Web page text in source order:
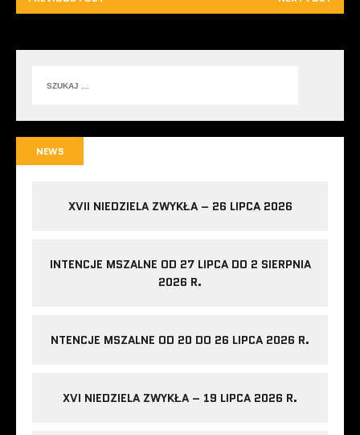
NEWS
XVII NIEDZIELA ZWYKŁA – 26 LIPCA 2026
INTENCJE MSZALNE OD 27 LIPCA DO 2 SIERPNIA
2026 R.
NTENCJE MSZALNE OD 20 DO 26 LIPCA 2026 R.
XVI NIEDZIELA ZWYKŁA – 19 LIPCA 2026 R.